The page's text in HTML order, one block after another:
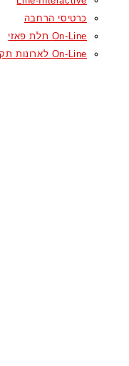
כרטיסי הרחבה
On-Line תלת פאזי
On-Line לארונות תקשורת